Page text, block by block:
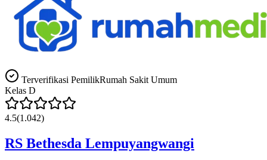
Terverifikasi PemilikRumah Sakit Umum
Kelas D
4.5(1.042)
RS Bethesda Lempuyangwangi